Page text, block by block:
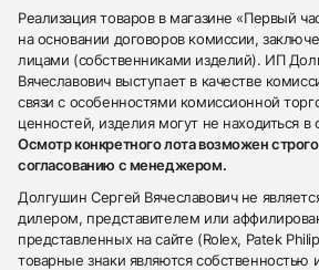
Реализация товаров в магазине «Первый
на основании договоров комиссии,
лицами (собственниками изделий). ИП
Вячеславович выступает в качестве
связи с особенностями комиссионной
ценностей, изделия могут не находиться в
Осмотр конкретного лота возможен
согласованию с менеджером.
Долгушин Сергей Вячеславович не
дилером, представителем или
представленных на сайте (Rolex, Patek
товарные знаки являются собственностью